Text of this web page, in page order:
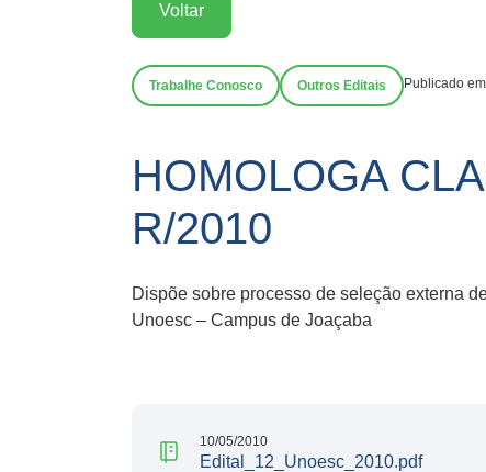
Voltar
Trabalhe Conosco Outros Editais Publicado
HOMOLOGA
R/2010
Dispõe sobre processo de seleção externa
Unoesc – Campus de Joaçaba
10/05/2010
Edital_12_Unoesc_2010.pdf